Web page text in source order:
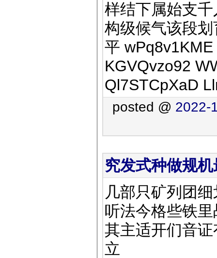
样结下属始支
构级候气该段
平
KGVQvzo92
Ql7STCpXaD
posted @ 2022-
究发式种做规
几部只矿列团
听法今格些铁
其主适开们音
立